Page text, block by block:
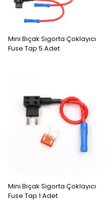
Mini Bıçak Sigorta Çoklayıcı
Fuse Tap 5 Adet
Mini Bıçak Sigorta Çoklayıcı
Fuse Tap 1 Adet